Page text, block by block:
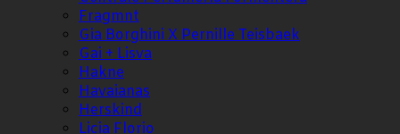
Fragmnt
Gia Borghini X Pernille Teisbaek
Gai + Lisva
Hakne
Havaianas
Herskind
Licia Florio